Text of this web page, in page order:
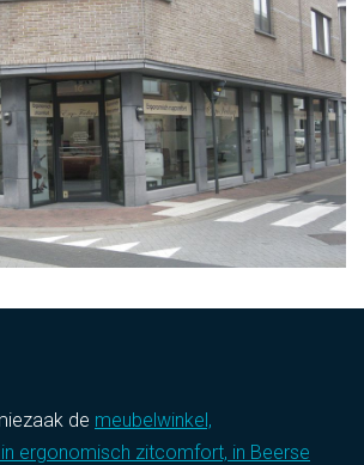
de meubelwinkel,
ergonomisch zitcomfort, in Beerse